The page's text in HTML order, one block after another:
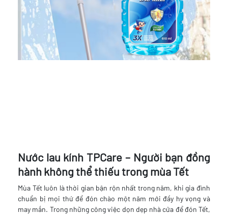
Nước lau kính TPCare – Người bạn đồng
hành không thể thiếu trong mùa Tết
Mùa Tết luôn là thời gian bận rộn nhất trong năm, khi gia đình
chuẩn bị mọi thứ để đón chào một năm mới đầy hy vọng và
may mắn. Trong những công việc dọn dẹp nhà cửa để đón Tết,